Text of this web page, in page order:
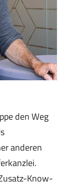
den Weg
anderen
Know-